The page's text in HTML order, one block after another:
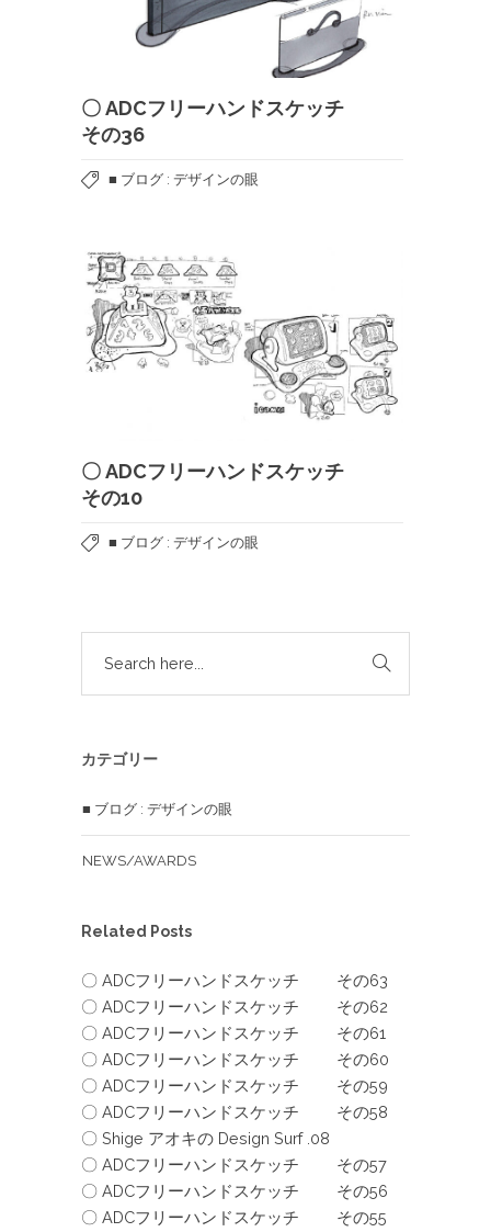
〇 ADCフリーハンドスケッチ
その36
■ ブログ : デザインの眼
〇 ADCフリーハンドスケッチ
その10
■ ブログ : デザインの眼
カテゴリー
■ ブログ : デザインの眼
NEWS/AWARDS
Related Posts
〇 ADCフリーハンドスケッチ その63
〇 ADCフリーハンドスケッチ その62
〇 ADCフリーハンドスケッチ その61
〇 ADCフリーハンドスケッチ その60
〇 ADCフリーハンドスケッチ その59
〇 ADCフリーハンドスケッチ その58
〇 Shige アオキの Design Surf .08
〇 ADCフリーハンドスケッチ その57
〇 ADCフリーハンドスケッチ その56
〇 ADCフリーハンドスケッチ その55